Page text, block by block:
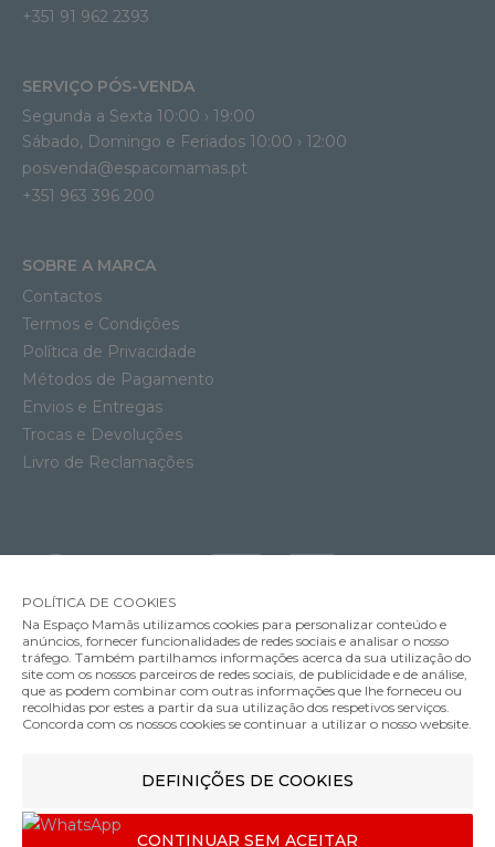
Cadeira de Papa Inglesina My Time
Cor
+351 91 962 2393
SERVIÇO PÓS-VENDA
Segunda a Sexta 10:00 › 19:00
Sábado, Domingo e Feriados 10:00 › 12:00
posvenda@espacomamas.pt
+351 963 396 200
SOBRE A MARCA
Contactos
Termos e Condições
Política de Privacidade
Métodos de Pagamento
Envios e Entregas
Trocas e Devoluções
Livro de Reclamações
MÉTODOS DE ENVIO
MÉTODOS DE PAGAMENTO
POLÍTICA DE COOKIES
Na Espaço Mamãs utilizamos cookies para personalizar conteúdo e
anúncios, fornecer funcionalidades de redes sociais e analisar o nosso
tráfego. Também partilhamos informações acerca da sua utilização do
site com os nossos parceiros de redes sociais, de publicidade e de análise,
que as podem combinar com outras informações que lhe forneceu ou
recolhidas por estes a partir da sua utilização dos respetivos serviços.
Concorda com os nossos cookies se continuar a utilizar o nosso website.
DEFINIÇÕES DE COOKIES
CONTINUAR SEM ACEITAR